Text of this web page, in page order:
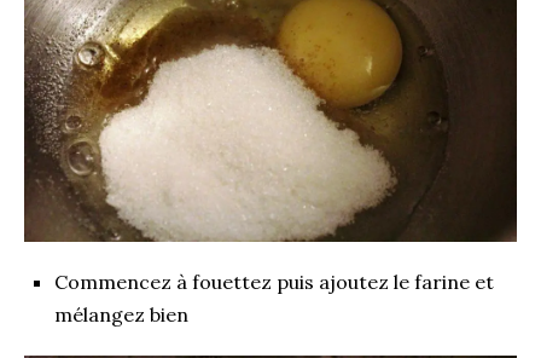
Commencez à fouettez puis ajoutez le farine et
mélangez bien